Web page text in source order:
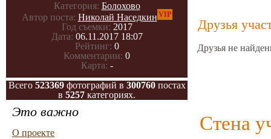
Категория: Болохово
Автор поста: Николай Наседкин VIP
Год съемки: 2017
Дата: 06.11.2017 18:07
Рейтинг: 0
Комментарии: 0
Карта: -
Всего 523369фотографий в 300760постах
в 5257 категориях.
Это важно
О проекте
Друзья
Друзья не
Стена